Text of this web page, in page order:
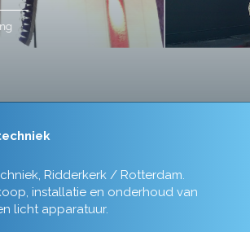
Tim de Lange
Ridderkerk / Rotterdam.
installatie en onderhoud van
licht apparatuur.